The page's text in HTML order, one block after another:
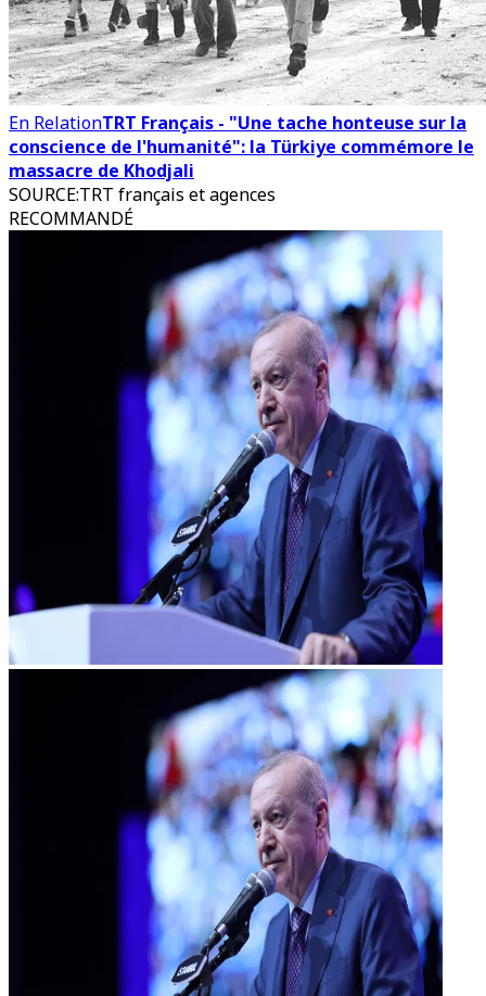
En RelationTRT Français - "Une tache honteuse sur la
conscience de l'humanité": la Türkiye commémore le
massacre de Khodjali
SOURCE:TRT français et agences
RECOMMANDÉ